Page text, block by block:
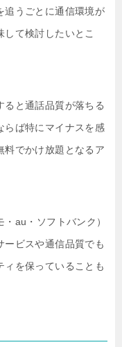
追うごとに通信環境が
て検討したいとこ
と通話品質が落ちる
らば特にマイナスを感
料でかけ放題となるア
au・ソフトバンク）
ービスや通信品質でも
ィを保っていることも